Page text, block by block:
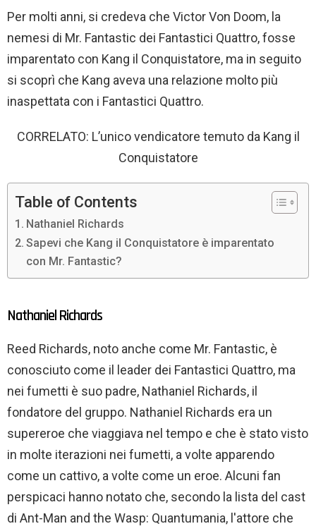
Per molti anni, si credeva che Victor Von Doom, la
nemesi di Mr. Fantastic dei Fantastici Quattro, fosse
imparentato con Kang il Conquistatore, ma in seguito
si scoprì che Kang aveva una relazione molto più
inaspettata con i Fantastici Quattro.
CORRELATO: L’unico vendicatore temuto da Kang il
Conquistatore
Table of Contents
Nathaniel Richards
Sapevi che Kang il Conquistatore è imparentato
con Mr. Fantastic?
Nathaniel Richards
Reed Richards, noto anche come Mr. Fantastic, è
conosciuto come il leader dei Fantastici Quattro, ma
nei fumetti è suo padre, Nathaniel Richards, il
fondatore del gruppo. Nathaniel Richards era un
supereroe che viaggiava nel tempo e che è stato visto
in molte iterazioni nei fumetti, a volte apparendo
come un cattivo, a volte come un eroe. Alcuni fan
perspicaci hanno notato che, secondo la lista del cast
di Ant-Man and the Wasp: Quantumania, l'attore che